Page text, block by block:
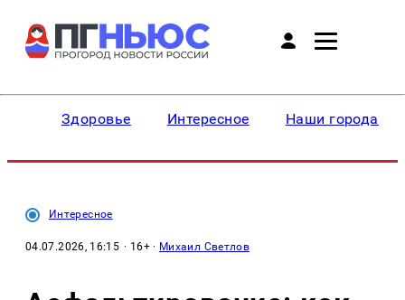
Здоровье Интересное Наши города
Интересное
04.07.2026, 16:15 · 16+ · Михаил Светлов